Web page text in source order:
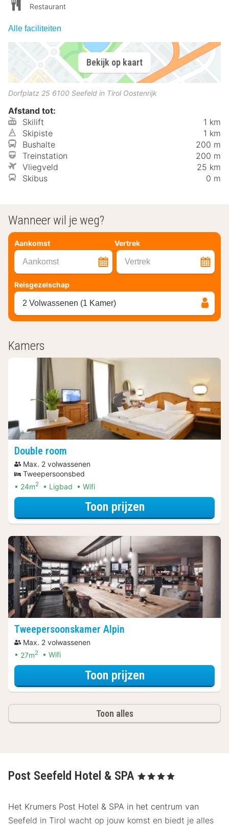
Restaurant
Alle faciliteiten
Bekijk op kaart
Dorfplatz 25 6100 Seefeld in Tirol Oostenrijk
Afstand tot:
Skilift
1 km
Skipiste
1 km
Bushalte
200 m
Treinstation
200 m
Vliegveld
25 km
Skibus
0 m
Wanneer wil je weg?
Aankomst Vertrek
Aankomst Vertrek
Reisgezelschap
2 Volwassenen (1 Kamer)
Kamers
Double room
Max. 2 volwassenen
Tweepersoonsbed
24m2 Ligbad Wifi
Toon prijzenvoor Double
Tweepersoonskamer Alpin
Max. 2 volwassenen
27m2 Wifi
Toon prijzenvoor
Toon alles
Post Seefeld Hotel & SPA , 4 Sterren
Het Krumers Post Hotel & SPA in het centrum van
Seefeld in Tirol wacht op jouw komst en biedt je alles